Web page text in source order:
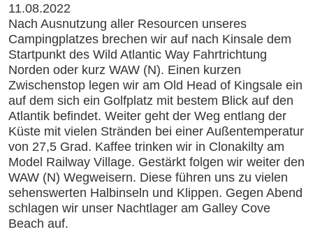
11.08.2022
Nach Ausnutzung aller Resourcen unseres
Campingplatzes brechen wir auf nach Kinsale dem
Startpunkt des Wild Atlantic Way Fahrtrichtung
Norden oder kurz WAW (N). Einen kurzen
Zwischenstop legen wir am Old Head of Kingsale ein
auf dem sich ein Golfplatz mit bestem Blick auf den
Atlantik befindet. Weiter geht der Weg entlang der
Küste mit vielen Stränden bei einer Außentemperatur
von 27,5 Grad. Kaffee trinken wir in Clonakilty am
Model Railway Village. Gestärkt folgen wir weiter den
WAW (N) Wegweisern. Diese führen uns zu vielen
sehenswerten Halbinseln und Klippen. Gegen Abend
schlagen wir unser Nachtlager am Galley Cove
Beach auf.